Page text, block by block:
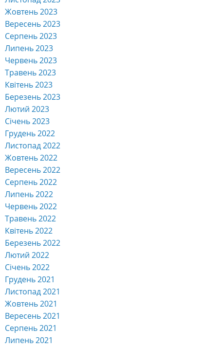
Жовтень 2023
Вересень 2023
Серпень 2023
Липень 2023
Червень 2023
Травень 2023
Квітень 2023
Березень 2023
Лютий 2023
Січень 2023
Грудень 2022
Листопад 2022
Жовтень 2022
Вересень 2022
Серпень 2022
Липень 2022
Червень 2022
Травень 2022
Квітень 2022
Березень 2022
Лютий 2022
Січень 2022
Грудень 2021
Листопад 2021
Жовтень 2021
Вересень 2021
Серпень 2021
Липень 2021